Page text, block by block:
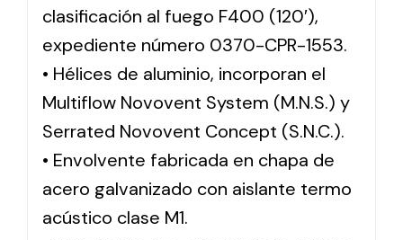
clasificación al fuego F400 (120′),
expediente número 0370-CPR-1553.
• Hélices de aluminio, incorporan el
Multiflow Novovent System (M.N.S.) y
Serrated Novovent Concept (S.N.C.).
• Envolvente fabricada en chapa de
acero galvanizado con aislante termo
acústico clase M1.